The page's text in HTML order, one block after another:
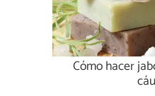
Cómo hacer